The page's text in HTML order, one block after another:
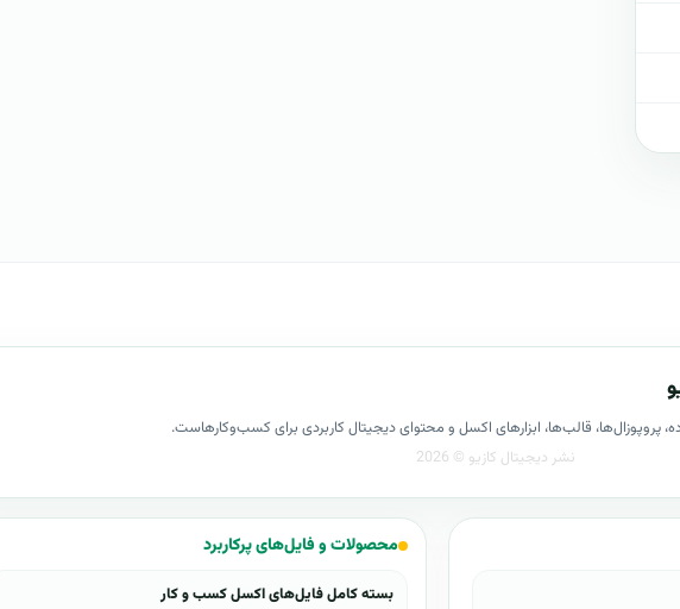
پروپوزال‌ها، قالب‌ها، ابزارهای اکسل و محتوای دیجیتال کاربردی برای کسب‌وکارهاست.
محصولات و فایل‌های پرکاربرد
بسته کامل فایل‌های اکسل کسب و کار